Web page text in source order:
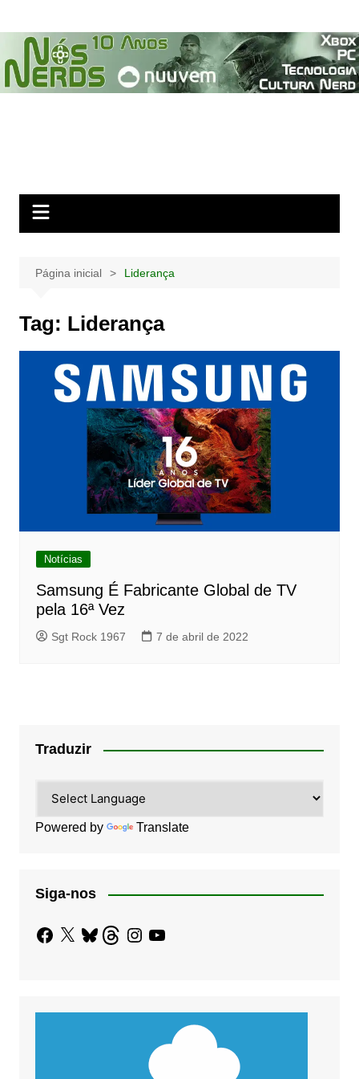
para
conteúdo
Página inicial Liderança
Tag: Liderança
Notícias
Samsung É Fabricante Global de TV
pela 16ª Vez
Sgt Rock 1967 7 de abril de 2022
Traduzir
Powered by Translate
Siga-nos
Facebook
X BlueskyThreadsInstagram
YouTube